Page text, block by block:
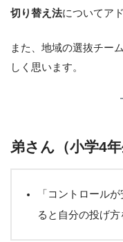
切り替え法についてア
また、地域の選抜チー
しく思います。
弟さん（小学4
「コントロール
ると自分の投げ方